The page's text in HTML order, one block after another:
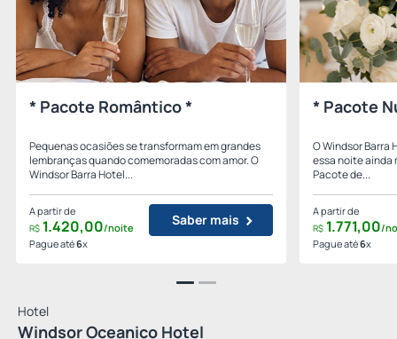
* Pacote Romântico *
Pequenas ocasiões se transformam em grandes
lembranças quando comemoradas com amor. O
Windsor Barra Hotel...
A partir de
R$ 1.420,00/noite
Pague até6x
Saber mais
* Pacote
O Windsor Barra
essa noite ainda
Pacote de...
A partir de
R$ 1.771,00/
Pague até6x
Hotel
Windsor Oceanico Hotel